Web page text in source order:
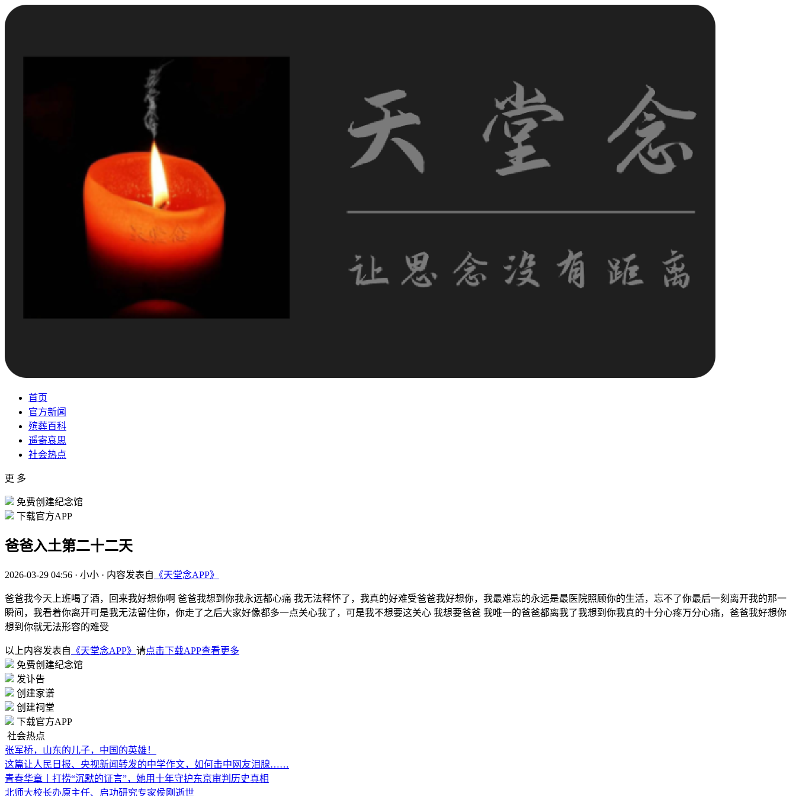
首页
官方新闻
殡葬百科
遥寄哀思
社会热点
更 多
免费创建纪念馆
下载官方APP
爸爸入土第二十二天
2026-03-29 04:56 · 小小 · 内容发表自 《天堂念APP》
爸爸我今天上班喝了酒，回来我好想你啊 爸爸我想到你我永远都心痛 我无法释怀了，我真的好难受爸爸我好想你，我最难忘的永远是最医院照顾你的生活，忘不了你最后一刻离开我的那一
瞬间，我看着你离开可是我无法留住你，你走了之后大家好像都多一点关心我了，可是我不想要这关心 我想要爸爸 我唯一的爸爸都离我了我想到你我真的十分心疼万分心痛，爸爸我好想你
想到你就无法形容的难受
以上内容发表自 《天堂念APP》 请点击下载APP查看更多
免费创建纪念馆
发讣告
创建家谱
创建祠堂
下载官方APP
社会热点
张军桥，山东的儿子，中国的英雄！
这篇让人民日报、央视新闻转发的中学作文，如何击中网友泪腺……
青春华章丨打捞“沉默的证言”，她用十年守护东京审判历史真相
北师大校长办原主任、启功研究专家侯刚逝世